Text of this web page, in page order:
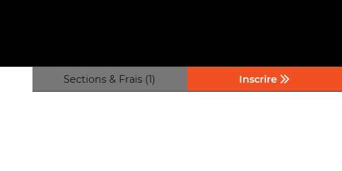
Sections & Frais (1) Inscrire